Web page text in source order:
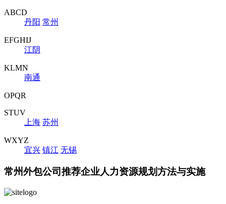
ABCD
丹阳 常州
EFGHIJ
江阴
KLMN
南通
OPQR
STUV
上海 苏州
WXYZ
宜兴 镇江 无锡
常州外包公司推荐企业人力资源规划方法与实施